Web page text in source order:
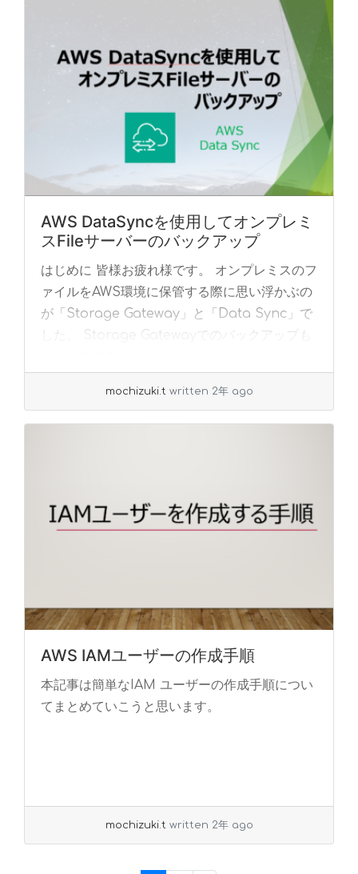
AWS DataSyncを使用してオンプレミ
スFileサーバーのバックアップ
はじめに 皆様お疲れ様です。 オンプレミスのフ
ァイルをAWS環境に保管する際に思い浮かぶの
が「Storage Gateway」と「Data Sync」で
した。 Storage Gatewayでのバックアップも
mochizuki.t written 2年 ago
AWS IAMユーザーの作成手順
本記事は簡単なIAM ユーザーの作成手順につい
てまとめていこうと思います。
mochizuki.t written 2年 ago